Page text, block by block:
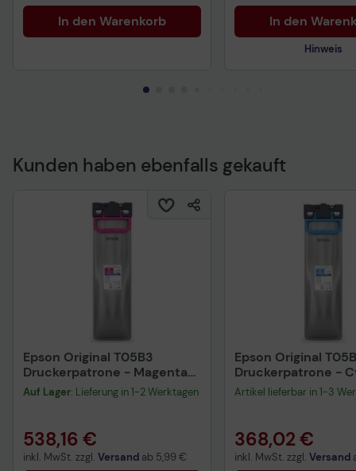
In den Warenkorb In den
Hinweis
Technisches
Kunden haben ebenfalls gekauft
Epson Original T05B3
Druckerpatrone - Magenta
C13T05B34N
Auf Lager: Lieferung in 1-2 Werktagen
538,16 €
inkl. MwSt. zzgl. Versand ab 5,99 €
Epson Original
Druckerpatrone -
C13T05B24N
Artikel lieferbar in 1-3
368,02 €
inkl. MwSt. zzgl. Versand